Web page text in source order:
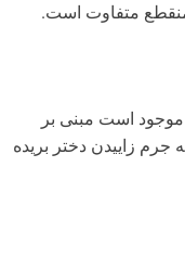
منقطع متفاوت است.
موجود است مبنی بر
زاییدن دختر بریده